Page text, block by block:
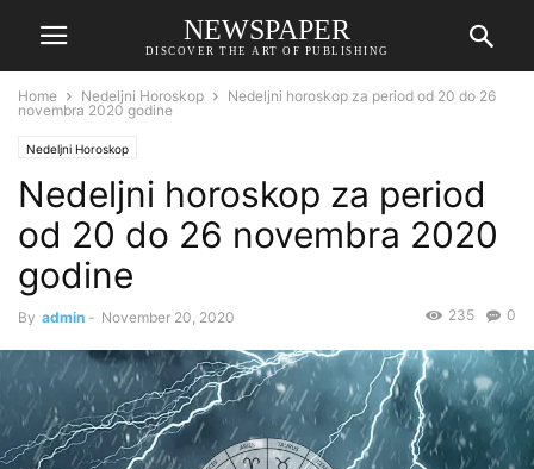
NEWSPAPER
DISCOVER THE ART OF PUBLISHING
Home Nedeljni Horoskop
Nedeljni horoskop za period od 20 do 26
novembra 2020 godine
Nedeljni Horoskop
Nedeljni horoskop za period
od 20 do 26 novembra 2020
godine
By admin - November 20, 2020 0
235